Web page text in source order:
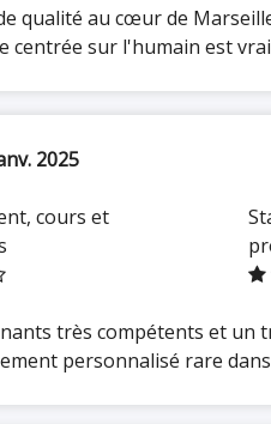
ans d'expérience
au
alumni de plus de5
sur tous les
élevé
àtaille
qualité au cœur de
centrée sur l'humain est
2025
cours et
très compétents et un
personnalisé rare